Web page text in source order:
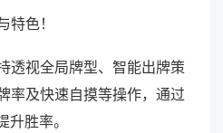
色！
透视全局牌型、智能出牌策
率及快速自摸等操作，通过
胜率。